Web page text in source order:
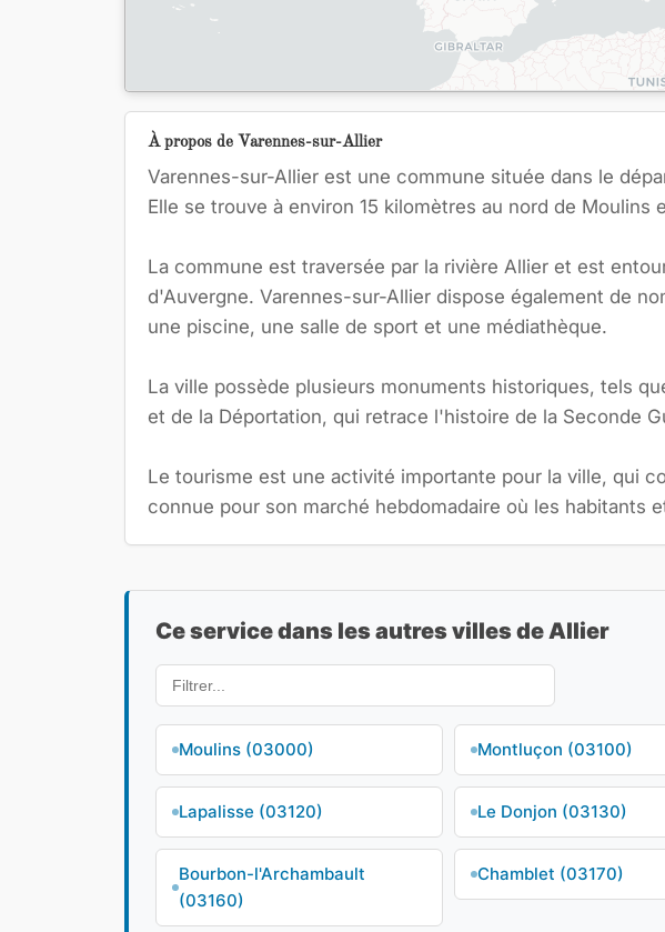
À propos de Varennes-sur-Allier
Varennes-sur-Allier est une commune située dans le
Elle se trouve à environ 15 kilomètres au nord de
La commune est traversée par la rivière Allier et est
d'Auvergne. Varennes-sur-Allier dispose également de
une piscine, une salle de sport et une médiathèque.
La ville possède plusieurs monuments historiques, tels
et de la Déportation, qui retrace l'histoire de la Seconde
Le tourisme est une activité importante pour la ville, qui
connue pour son marché hebdomadaire où les habitants
Ce service dans les autres villes de Allier
Moulins (03000) Montluçon (03100)
Lapalisse (03120) Le Donjon (03130)
Bourbon-l'Archambault
(03160)
Chamblet (03170)